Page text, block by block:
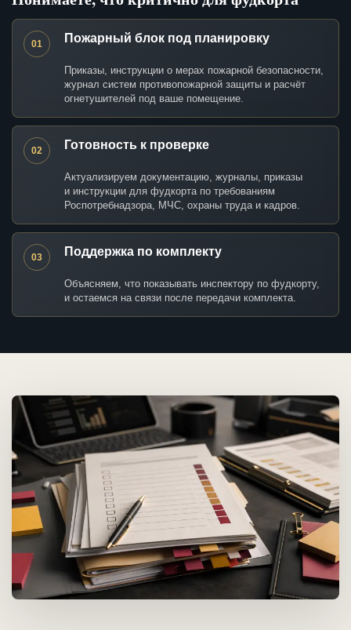
01 Пожарный блок под планировку
Приказы, инструкции о мерах пожарной безопасности,
журнал систем противопожарной защиты и расчёт
огнетушителей под ваше помещение.
02 Готовность к проверке
Актуализируем документацию, журналы, приказы
и инструкции для фудкорта по требованиям
Роспотребнадзора, МЧС, охраны труда и кадров.
03 Поддержка по комплекту
Объясняем, что показывать инспектору по фудкорту,
и остаемся на связи после передачи комплекта.